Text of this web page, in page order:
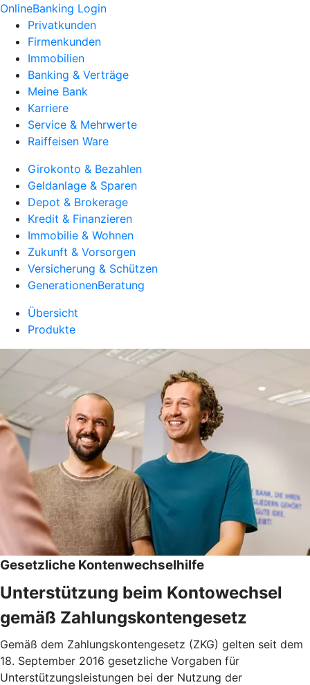
OnlineBanking Login
Privatkunden
Firmenkunden
Immobilien
Banking & Verträge
Meine Bank
Karriere
Service & Mehrwerte
Raiffeisen Ware
Girokonto & Bezahlen
Geldanlage & Sparen
Depot & Brokerage
Kredit & Finanzieren
Immobilie & Wohnen
Zukunft & Vorsorgen
Versicherung & Schützen
GenerationenBeratung
Übersicht
Produkte
Gesetzliche Kontenwechselhilfe
Unterstützung beim Kontowechsel
gemäß Zahlungskontengesetz
Gemäß dem Zahlungskontengesetz (ZKG) gelten seit dem
18. September 2016 gesetzliche Vorgaben für
Unterstützungsleistungen bei der Nutzung der